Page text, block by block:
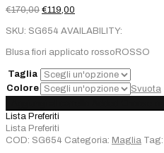
€170,00 Il
originale
€170,00.
€119,00
attuale
€119,00.
SKU: SG654 AVAILABILITY:
Blusa fiori applicato rossoROSSO
Taglia
Colore
Svuota
Shockingai
quantità
Lista Preferiti
Lista Preferiti
COD: SG654 Categoria: Maglia Tag: